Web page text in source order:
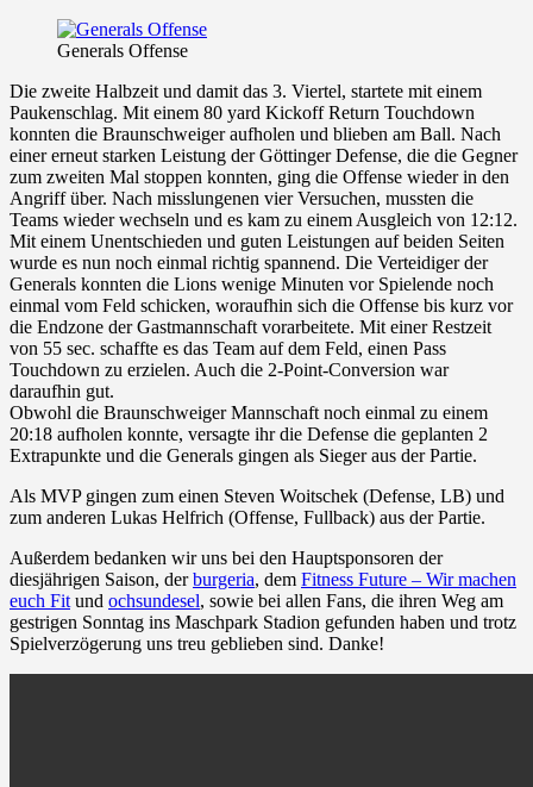
Generals Offense
Die zweite Halbzeit und damit das 3. Viertel, startete mit einem
Paukenschlag. Mit einem 80 yard Kickoff Return Touchdown
konnten die Braunschweiger aufholen und blieben am Ball. Nach
einer erneut starken Leistung der Göttinger Defense, die die Gegner
zum zweiten Mal stoppen konnten, ging die Offense wieder in den
Angriff über. Nach misslungenen vier Versuchen, mussten die
Teams wieder wechseln und es kam zu einem Ausgleich von 12:12.
Mit einem Unentschieden und guten Leistungen auf beiden Seiten
wurde es nun noch einmal richtig spannend. Die Verteidiger der
Generals konnten die Lions wenige Minuten vor Spielende noch
einmal vom Feld schicken, woraufhin sich die Offense bis kurz vor
die Endzone der Gastmannschaft vorarbeitete. Mit einer Restzeit
von 55 sec. schaffte es das Team auf dem Feld, einen Pass
Touchdown zu erzielen. Auch die 2-Point-Conversion war
daraufhin gut.
Obwohl die Braunschweiger Mannschaft noch einmal zu einem
20:18 aufholen konnte, versagte ihr die Defense die geplanten 2
Extrapunkte und die Generals gingen als Sieger aus der Partie.
Als MVP gingen zum einen Steven Woitschek (Defense, LB) und
zum anderen Lukas Helfrich (Offense, Fullback) aus der Partie.
Außerdem bedanken wir uns bei den Hauptsponsoren der
diesjährigen Saison, derburgeria, dem Fitness Future – Wir machen
euch Fit und ochsundesel, sowie bei allen Fans, die ihren Weg am
gestrigen Sonntag ins Maschpark Stadion gefunden haben und trotz
Spielverzögerung uns treu geblieben sind. Danke!